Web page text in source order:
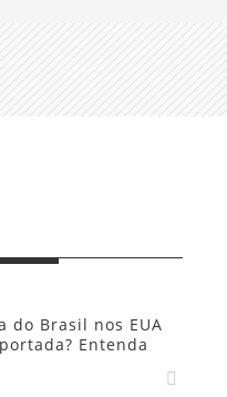
do Brasil nos EUA
Entenda